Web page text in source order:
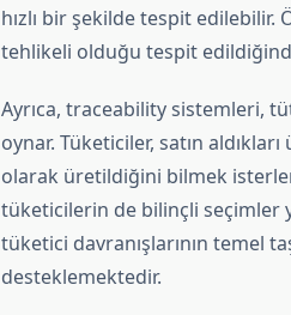
hızlı bir şekilde tespit edilebilir.
tehlikeli olduğu tespit
Ayrıca, traceability sistemleri,
oynar. Tüketiciler, satın
olarak üretildiğini bilmek
tüketicilerin de bilinçli seçimler
tüketici davranışlarının temel
desteklemektedir.